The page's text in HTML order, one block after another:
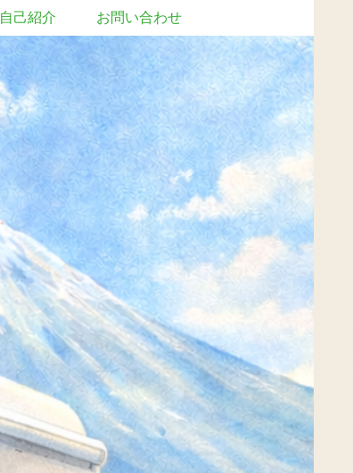
自己紹介 お問い合わせ